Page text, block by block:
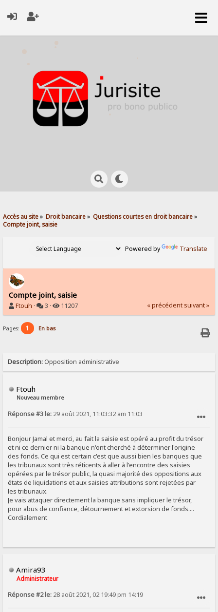
Accès au site» Droit bancaire» Questions courtes en droit bancaire»
Compte joint, saisie
Powered by Translate
Compte joint, saisie
Ftouh · 3 · 11207 « précédent suivant »
Pages: 1 En bas
Description: Opposition administrative
Ftouh
Nouveau membre
Réponse #3 le: 29 août 2021, 11:03:32 am 11:03
Bonjour Jamal et merci, au fait la saisie est opéré au profit du trésor
et ni ce dernier ni la banque n'ont cherché à déterminer l'origine
des fonds. Ce qui est certain c'est que aussi bien les banques que
les tribunaux sont très réticents à aller à l'encontre des saisies
opérées par le trésor public, la quasi majorité des oppositions aux
états de liquidations et aux saisies attributions sont rejetées par
les tribunaux.
Je vais attaquer directement la banque sans impliquer le trésor,
pour abus de confiance, détournement et extorsion de fonds....
Cordialement
Amira93
Administrateur
Réponse #2 le: 28 août 2021, 02:19:49 pm 14:19